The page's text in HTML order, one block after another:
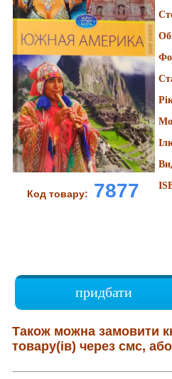
Код товару: 7877
придбати
Також можна замовити
товару(ів) через смс,